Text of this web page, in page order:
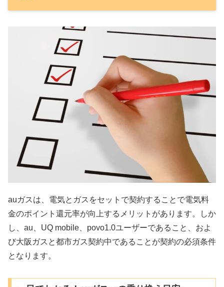
auガスは、電気とガスをセットで契約することで電気料
金のポイント還元率が向上するメリットがあります。しか
し、au、UQ mobile、povo1.0ユーザーであること、およ
び大阪ガスと都市ガス契約中であることが契約の必須条件
となります。